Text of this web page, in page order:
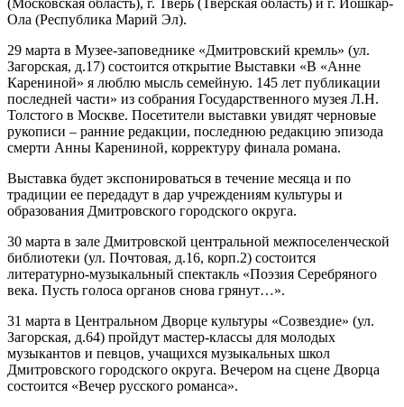
Ола (Республика Марий Эл).
29 марта в Музее-заповеднике «Дмитровский кремль» (ул.
Загорская, д.17) состоится открытие Выставки «В «Анне
Карениной» я люблю мысль семейную. 145 лет публикации
последней части» из собрания Государственного музея Л.Н.
Толстого в Москве. Посетители выставки увидят черновые
рукописи – ранние редакции, последнюю редакцию эпизода
смерти Анны Карениной, корректуру финала романа.
Выставка будет экспонироваться в течение месяца и по
традиции ее передадут в дар учреждениям культуры и
образования Дмитровского городского округа.
30 марта в зале Дмитровской центральной межпоселенческой
библиотеки (ул. Почтовая, д.16, корп.2) состоится
литературно-музыкальный спектакль «Поэзия Серебряного
века. Пусть голоса органов снова грянут…».
31 марта в Центральном Дворце культуры «Созвездие» (ул.
Загорская, д.64) пройдут мастер-классы для молодых
музыкантов и певцов, учащихся музыкальных школ
Дмитровского городского округа. Вечером на сцене Дворца
состоится «Вечер русского романса».